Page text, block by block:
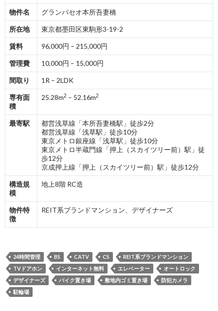
物件名 グランパセオ本所吾妻橋
所在地 東京都墨田区東駒形3-19-2
賃料 96,000円 – 215,000円
管理費 10,000円 – 15,000円
間取り 1R – 2LDK
専有面
積
25.28m2 – 52.16m2
最寄駅
都営浅草線「本所吾妻橋駅」徒歩2分
都営浅草線「浅草駅」徒歩10分
東京メトロ銀座線「浅草駅」徒歩10分
東京メトロ半蔵門線「押上（スカイツリー前）駅」徒
歩12分
京成押上線「押上（スカイツリー前）駅」徒歩12分
構造規
模
地上8階 RC造
物件特
徴
REIT系ブランドマンション、デザイナーズ
24時間管理 BS CATV CS
REIT系ブランドマンション
TVドアホン
インターネット無料 エレベーター
オートロック
デザイナーズ
バイク置き場 敷地内ゴミ置き場
防犯カメラ
駐輪場